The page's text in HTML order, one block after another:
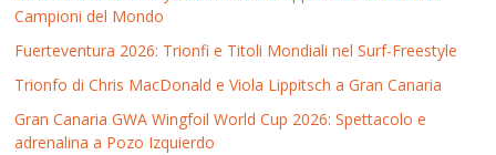
Campioni del Mondo
Fuerteventura 2026: Trionfi e Titoli Mondiali nel Surf-Freestyle
Trionfo di Chris MacDonald e Viola Lippitsch a Gran Canaria
Gran Canaria GWA Wingfoil World Cup 2026: Spettacolo e
adrenalina a Pozo Izquierdo